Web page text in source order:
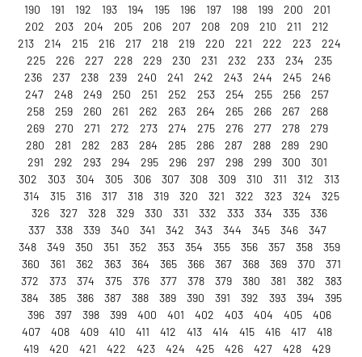
190
191 192 193 194 195 196 197 198 199 200
201
202
203 204 205 206 207 208 209 210 211
212
213
214 215 216 217 218 219 220 221 222 223
224
225
226 227 228 229 230 231 232 233 234
235
236
237 238 239 240 241 242 243 244 245
246
247
248 249 250 251 252 253 254 255 256
257
258
259 260 261 262 263 264 265 266 267
268
269
270 271 272 273 274 275 276 277 278
279
280
281 282 283 284 285 286 287 288 289
290
291
292 293 294 295 296 297 298 299 300
301
302
303 304 305 306 307 308 309 310 311 312
313
314
315 316 317 318 319 320 321 322 323 324
325
326
327 328 329 330 331 332 333 334 335
336
337
338 339 340 341 342 343 344 345 346
347
348
349 350 351 352 353 354 355 356 357 358
359
360
361 362 363 364 365 366 367 368 369 370
371
372
373 374 375 376 377 378 379 380 381 382
383
384
385 386 387 388 389 390 391 392 393 394
395
396
397 398 399 400 401 402 403 404 405
406
407
408 409 410 411 412 413 414 415 416 417
418
419
420 421 422 423 424 425 426 427 428
429